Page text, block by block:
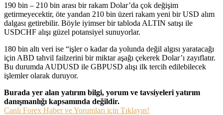
190 bin – 210 bin arası bir rakam Dolar’da çok değişim
getirmeyecektir, öte yandan 210 bin üzeri rakam yeni bir USD alım
dalgası getirebilir. Böyle iyimser bir tabloda ALTIN satışı ile
USDCHF alışı güzel potansiyel sunuyorlar.
180 bin altı veri ise “işler o kadar da yolunda değil algısı yaratacağı
için ABD tahvil failzerini bir miktar aşağı çekerek Dolar’ı zayıflatır.
Bu durumda AUDUSD ile GBPUSD alışı ilk tercih edilebilecek
işlemler olarak duruyor.
Burada yer alan yatırım bilgi, yorum ve tavsiyeleri yatırım
danışmanlığı kapsamında değildir.
Canlı Forex Haber ve Yorumları için Tıklayın!